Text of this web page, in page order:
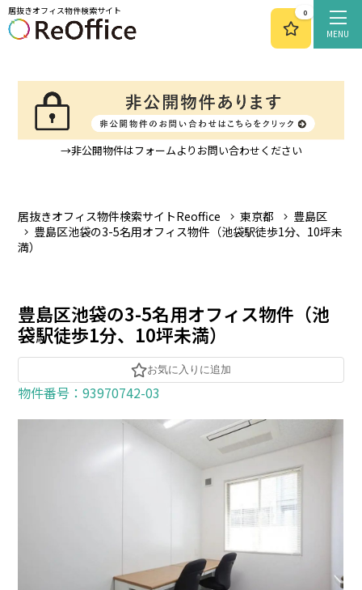
MENU
居抜きオフィス物件検索サイト 0
→非公開物件はフォームよりお問い合わせください
居抜きオフィス物件検索サイトReoffice 東京都
豊島区
豊島区池袋の3-5名用オフィス物件（池袋駅徒歩1分、10坪未
満）
豊島区池袋の3-5名用オフィス物件（池
袋駅徒歩1分、10坪未満）
お気に入りに追加
物件番号：93970742-03